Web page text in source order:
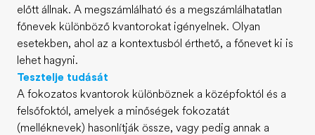
Rólunk
Mit kell rólunk tudni
Karrier
Dolgozz velünk!
előtt állnak. A megszámlálható és a megszámlálhatatlan
főnevek különböző kvantorokat igényelnek. Olyan
esetekben, ahol az a kontextusból érthető, a főnevet ki is
lehet hagyni.
Tesztelje tudását
A fokozatos kvantorok különböznek a középfoktól és a
felsőfoktól, amelyek a minőségek fokozatát
(melléknevek) hasonlítják össze, vagy pedig annak a